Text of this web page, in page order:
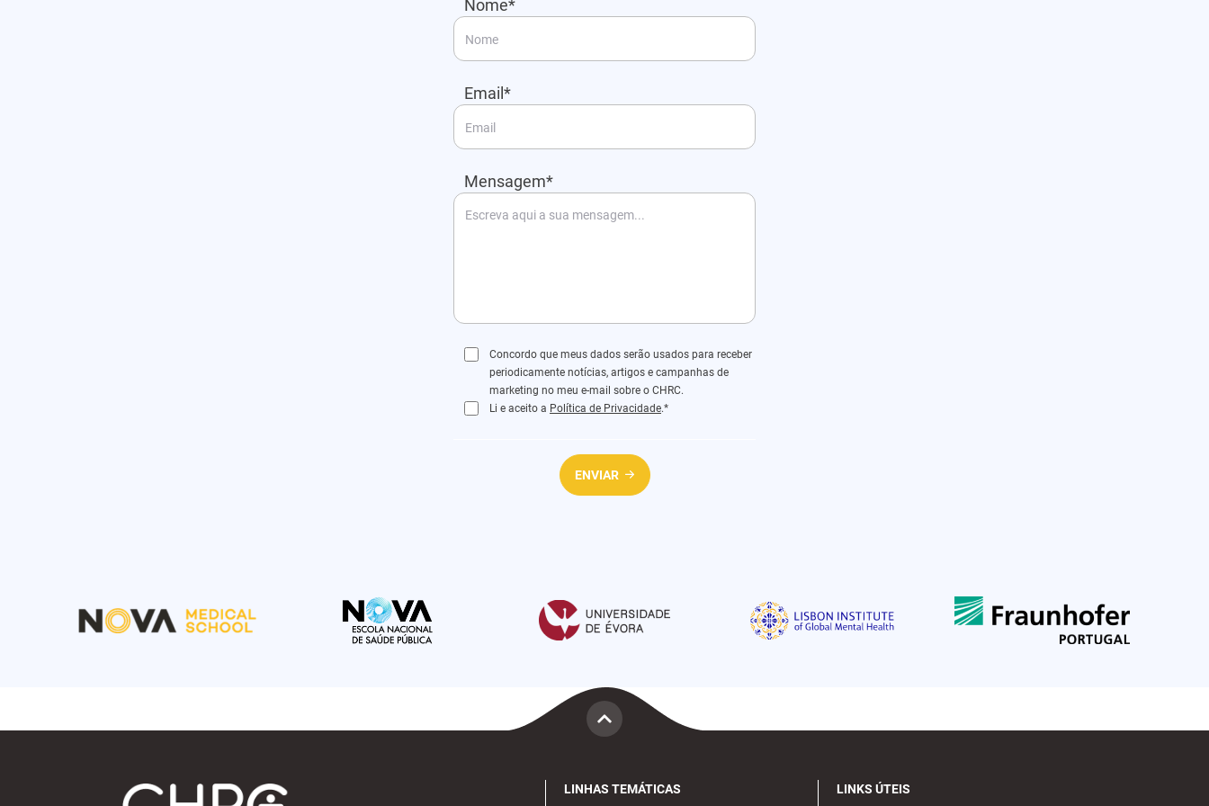
Nome*
Email*
Mensagem*
Concordo que meus dados serão usados para receber
periodicamente notícias, artigos e campanhas de
marketing no meu e-mail sobre o CHRC.
Li e aceito a Política de Privacidade.*
ENVIAR
LINHAS TEMÁTICAS LINKS ÚTEIS